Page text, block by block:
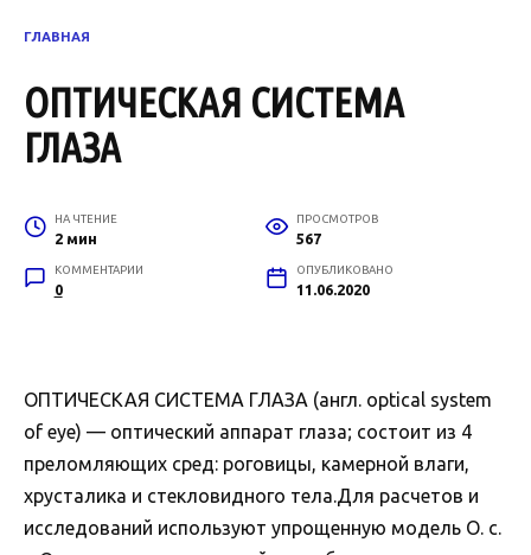
ГЛАВНАЯ
ОПТИЧЕСКАЯ СИСТЕМА
ГЛАЗА
НА ЧТЕНИЕ
2 мин
ПРОСМОТРОВ
567
КОММЕНТАРИИ
0
ОПУБЛИКОВАНО
11.06.2020
ОПТИЧЕСКАЯ СИСТЕМА ГЛАЗА (англ. optical system
of eye) — оптический аппарат глаза; состоит из 4
преломляющих сред: роговицы, камерной влаги,
хрусталика и стекловидного тела.Для расчетов и
исследований используют упрощенную модель О. с.